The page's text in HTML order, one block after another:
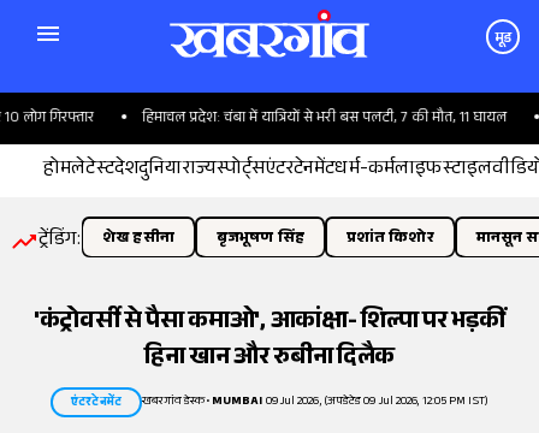
मूड
गिरफ्तार हिमाचल प्रदेश: चंबा में यात्रियों से भरी बस पलटी, 7 की मौत, 11 घायल
होमलेटेस्टदेशदुनियाराज्यस्पोर्ट्सएंटरटेनमेंटधर्म-कर्मलाइफस्टाइल
ट्रेंडिंग: शेख हसीना बृजभूषण सिंह प्रशांत किशोर मानसून
'कंट्रोवर्सी से पैसा कमाओ', आकांक्षा- शिल्पा पर भड़कीं
हिना खान और रुबीना दिलैक
एंटरटेनमेंट खबरगांव डेस्क•MUMBAI09 Jul 2026, (अपडेटेड 09 Jul 2026, 12:05 PM IST)